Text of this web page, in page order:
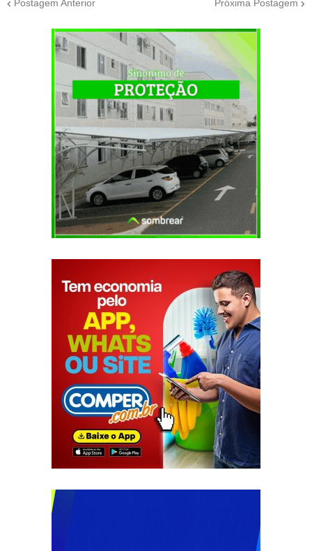
Postagem Anterior Próxima Postagem